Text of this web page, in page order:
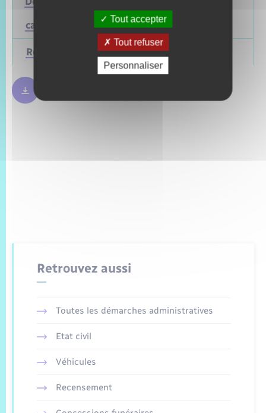
cantonales)
Mars 2028
Régionales Mars 2028
Retrouvez aussi
Toutes les démarches administratives
Etat civil
Véhicules
Recensement
Tout accepter
Tout refuser
Personnaliser